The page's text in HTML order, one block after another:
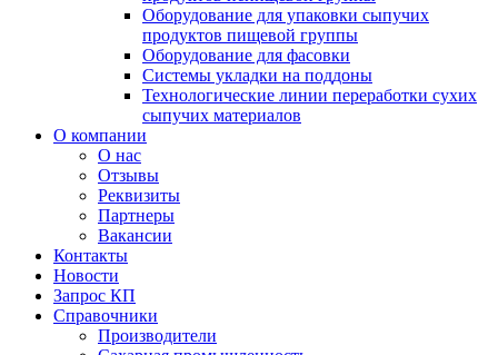
Оборудование для упаковки сыпучих
продуктов пищевой группы
Оборудование для фасовки
Системы укладки на поддоны
Технологические линии переработки сухих
сыпучих материалов
О компании
О нас
Отзывы
Реквизиты
Партнеры
Вакансии
Контакты
Новости
Запрос КП
Справочники
Производители